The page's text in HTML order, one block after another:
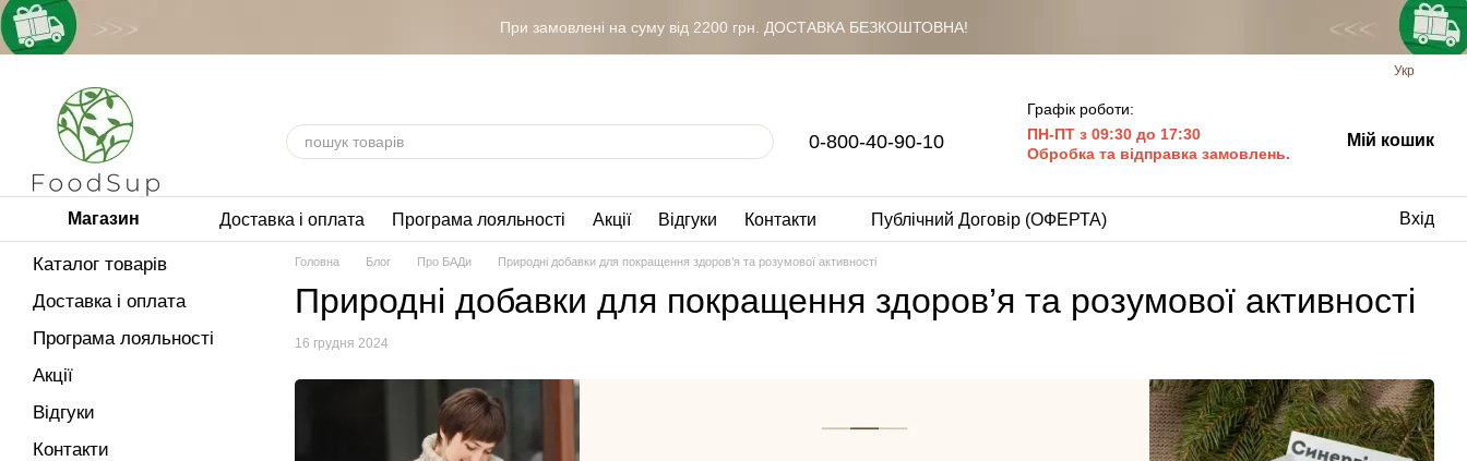
Перейти до основного контенту
При замовлені на суму від 2200 грн. ДОСТАВКА БЕЗКОШТОВНА!
Укр
0-800-40-90-10
Графік роботи:
ПН-ПТ з 09:30 до 17:30
Обробка та відправка замовлень.
Мій кошик
Магазин Доставка і оплата Програма лояльності Акції Відгуки Контакти Публічний Договір (ОФЕРТА) Вхід
Головна Блог Про БАДи Природні добавки для покращення здоров’я та розумової активності
Природні добавки для покращення здоров’я та розумової активності
16 грудня 2024
Каталог товарів
Доставка і оплата
Програма лояльності
Акції
Відгуки
Контакти